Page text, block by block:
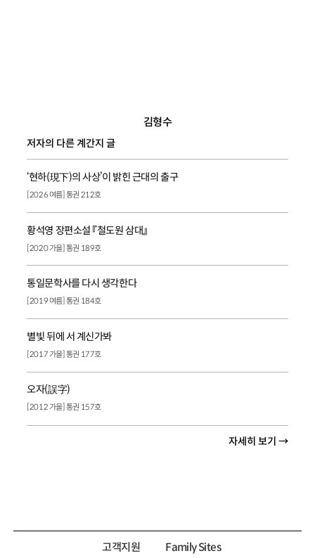
김형수
저자의 다른 계간지 글
‘현하(現下)의 사상’이 밝힌 근대의 출구
[2026 여름] 통권 212호
황석영 장편소설 『철도원 삼대』
[2020 가을] 통권 189호
통일문학사를 다시 생각한다
[2019 여름] 통권 184호
별빛 뒤에 서 계신가봐
[2017 가을] 통권 177호
오자(誤字)
[2012 가을] 통권 157호
자세히 보기 →
고객지원 Family Sites